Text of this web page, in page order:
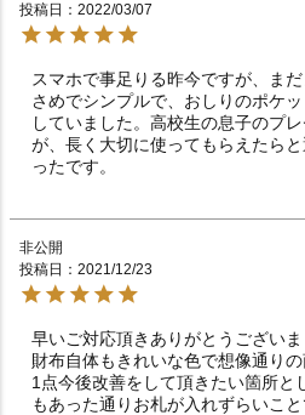
投稿日 2022/03/07
スマホで事足りる昨今ですが、ま
さめでシンプルで、おしりのポケ
していました。高校生の息子のプ
が、長く大切に使ってもらえたら
ったです。
非公開
投稿日
2021/12/23
早いご対応頂きありがとうございま
財布自体もきれいな色で想像通りの
1点今後改善をして頂きたい箇所と
もあった通りお札が入れずらいこ